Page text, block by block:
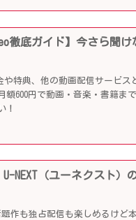
徹底ガイド】今さら聞
や特典、他の動画配信サービス
額600円で動画・音楽・書籍ま
！
NEXT（ユーネクスト）
題作も独占配信も楽しめるけど